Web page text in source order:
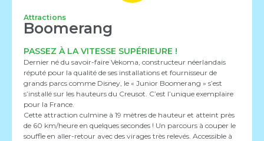
Attractions
Boomerang
PASSEZ À LA VITESSE SUPÉRIEURE !
Dernier né du savoir-faire Vekoma, constructeur néerlandais
réputé pour la qualité de ses installations et fournisseur de
grands parcs comme Disney, le « Junior Boomerang » s’est
s’installé sur les hauteurs du Creusot. C’est l’unique exemplaire
pour la France.
Cette attraction culmine à 19 mètres de hauteur et atteint près
de 60 km/heure en quelques secondes ! Un parcours à couper le
souffle en aller-retour avec des virages très relevés. Accessible à